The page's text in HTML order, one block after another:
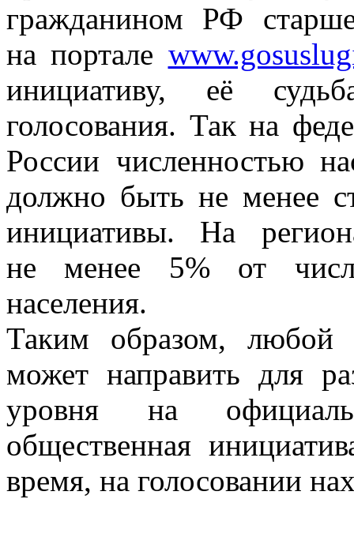
гражданином РФ
на портале
инициативу, её
голосования. Так на
России численностью
должно быть не менее
инициативы. На
не менее 5% от
населения.
Таким образом, любой
может направить для
уровня на
общественная
время, на голосовании